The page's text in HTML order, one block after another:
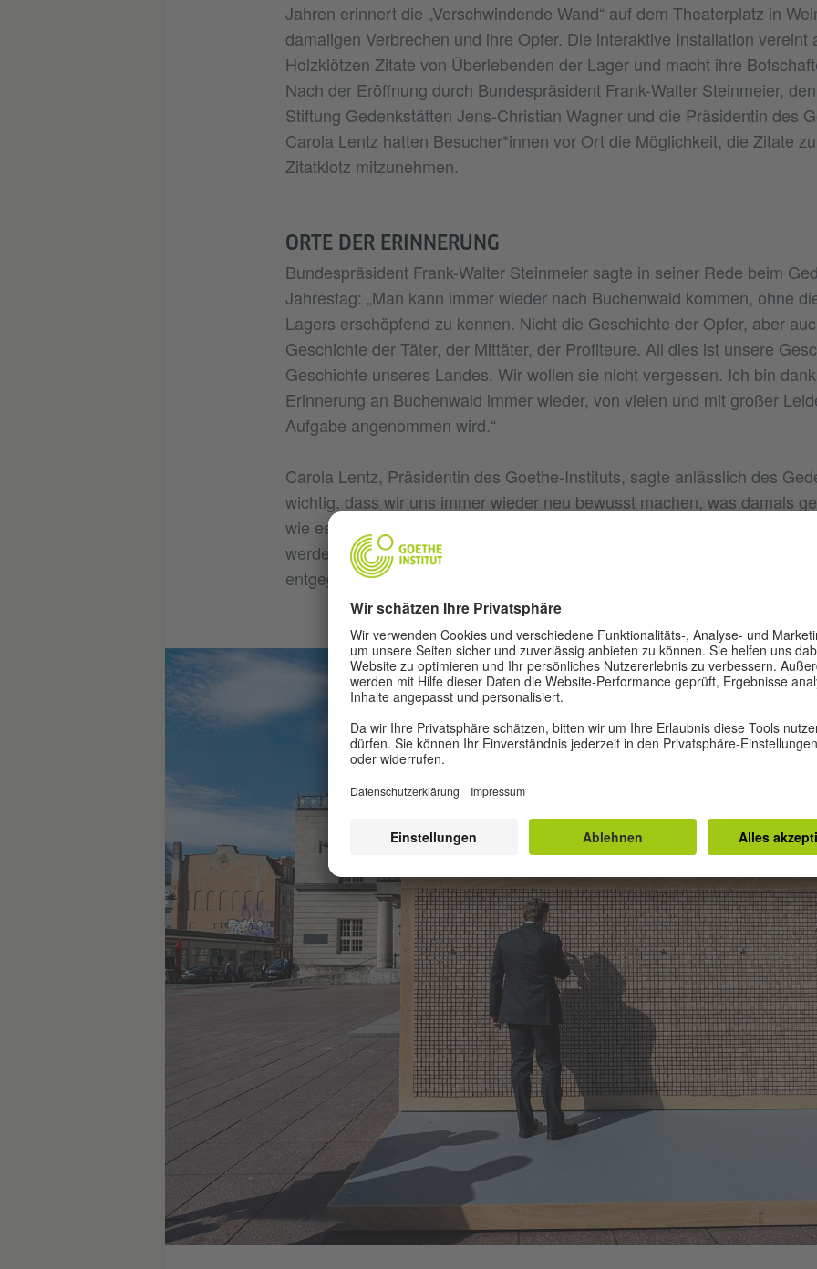
Jahren erinnert die „Verschwindende Wand“ auf dem Theaterplatz in
damaligen Verbrechen und ihre Opfer. Die interaktive Installation vereint
Holzklötzen Zitate von Überlebenden der Lager und macht ihre
Nach der Eröffnung durch Bundespräsident Frank-Walter Steinmeier,
Stiftung Gedenkstätten Jens-Christian Wagner und die Präsidentin des
Carola Lentz hatten Besucher*innen vor Ort die Möglichkeit, die Zitate
Zitatklotz mitzunehmen.
ORTE DER ERINNERUNG
Bundespräsident Frank-Walter Steinmeier sagte in seiner Rede beim
Jahrestag: „Man kann immer wieder nach Buchenwald kommen, ohne
Lagers erschöpfend zu kennen. Nicht die Geschichte der Opfer, aber
Geschichte der Täter, der Mittäter, der Profiteure. All dies ist unsere
Geschichte unseres Landes. Wir wollen sie nicht vergessen. Ich bin
Erinnerung an Buchenwald immer wieder, von vielen und mit großer
Aufgabe angenommen wird.“
Carola Lentz, Präsidentin des Goethe-Instituts, sagte anlässlich des
wichtig, dass wir uns immer wieder neu bewusst machen, was damals
wie es dazu kommen konnte. Erinnerung kann uns dabei helfen, den
werdenden rechtspopulistischen Strömungen mit Zivilcourage
entgegenzutreten.“